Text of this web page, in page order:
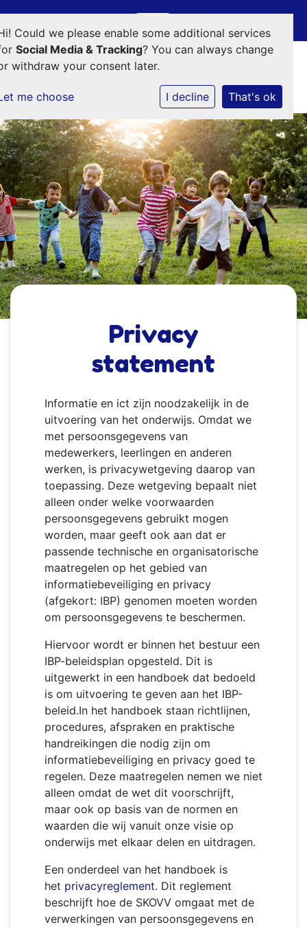
Privacy
statement
Informatie en ict zijn noodzakelijk in de
uitvoering van het onderwijs. Omdat we
met persoonsgegevens van
medewerkers, leerlingen en anderen
werken, is privacywetgeving daarop van
toepassing. Deze wetgeving bepaalt niet
alleen onder welke voorwaarden
persoonsgegevens gebruikt mogen
worden, maar geeft ook aan dat er
passende technische en organisatorische
maatregelen op het gebied van
informatiebeveiliging en privacy
(afgekort: IBP) genomen moeten worden
om persoonsgegevens te beschermen.
Hiervoor wordt er binnen het bestuur een
IBP-beleidsplan opgesteld. Dit is
uitgewerkt in een handboek dat bedoeld
is om uitvoering te geven aan het IBP-
beleid.In het handboek staan richtlijnen,
procedures, afspraken en praktische
handreikingen die nodig zijn om
informatiebeveiliging en privacy goed te
regelen. Deze maatregelen nemen we niet
alleen omdat de wet dit voorschrijft,
maar ook op basis van de normen en
waarden die wij vanuit onze visie op
onderwijs met elkaar delen en uitdragen.
Een onderdeel van het handboek is
het privacyreglement. Dit reglement
beschrijft hoe de SKOVV omgaat met de
verwerkingen van persoonsgegevens en
Could we please enable some additional services
Social Media & Tracking? You can always change
withdraw your consent later.
me choose I decline That's ok